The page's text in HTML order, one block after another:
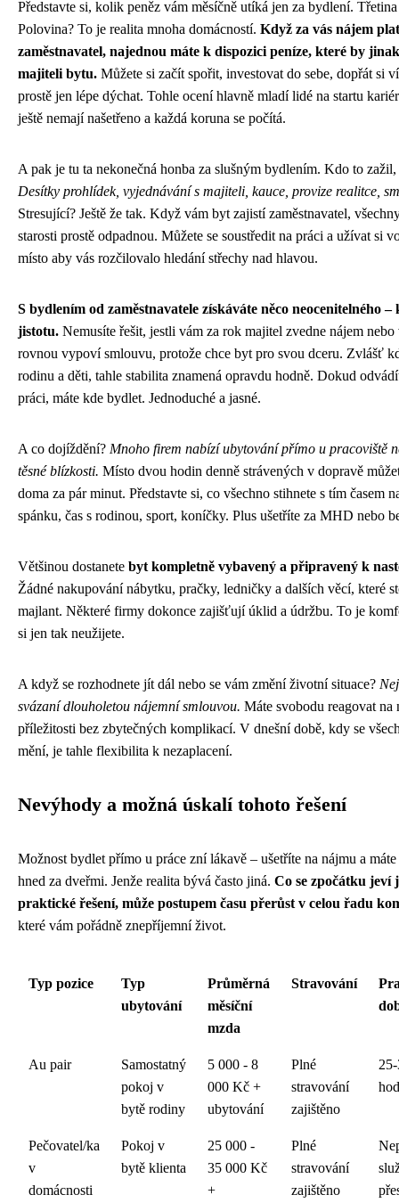
Představte si, kolik peněz vám měsíčně utíká jen za bydlení.
Polovina? To je realita mnoha domácností. Když za vás nájem
zaměstnavatel, najednou máte k dispozici peníze, které by
majiteli bytu. Můžete si začít spořit, investovat do sebe, dopřát si
prostě jen lépe dýchat. Tohle ocení hlavně mladí lidé na startu
ještě nemají našetřeno a každá koruna se počítá.
A pak je tu ta nekonečná honba za slušným bydlením. Kdo to
Desítky prohlídek, vyjednávání s majiteli, kauce, provize realitce,
Stresující? Ještě že tak. Když vám byt zajistí zaměstnavatel,
starosti prostě odpadnou. Můžete se soustředit na práci a užívat si
místo aby vás rozčilovalo hledání střechy nad hlavou.
S bydlením od zaměstnavatele získáváte něco neocenitelného –
jistotu. Nemusíte řešit, jestli vám za rok majitel zvedne nájem nebo
rovnou vypoví smlouvu, protože chce byt pro svou dceru. Zvlášť
rodinu a děti, tahle stabilita znamená opravdu hodně. Dokud
práci, máte kde bydlet. Jednoduché a jasné.
A co dojíždění? Mnoho firem nabízí ubytování přímo u pracoviště
těsné blízkosti. Místo dvou hodin denně strávených v dopravě
doma za pár minut. Představte si, co všechno stihnete s tím časem
spánku, čas s rodinou, sport, koníčky. Plus ušetříte za MHD nebo
Většinou dostanete byt kompletně vybavený a připravený k
Žádné nakupování nábytku, pračky, ledničky a dalších věcí, které
majlant. Některé firmy dokonce zajišťují úklid a údržbu. To je
si jen tak neužijete.
A když se rozhodnete jít dál nebo se vám změní životní situace?
svázaní dlouholetou nájemní smlouvou. Máte svobodu reagovat na
příležitosti bez zbytečných komplikací. V dnešní době, kdy se
mění, je tahle flexibilita k nezaplacení.
Nevýhody a možná úskalí tohoto řešení
Možnost bydlet přímo u práce zní lákavě – ušetříte na nájmu a
hned za dveřmi. Jenže realita bývá často jiná. Co se zpočátku jeví
praktické řešení, může postupem času přerůst v celou řadu
které vám pořádně znepříjemní život.
Typ pozice
Typ
ubytování
Průměrná
měsíční
mzda
Stravování
Au pair
Samostatný
pokoj v
bytě rodiny
5 000 - 8
000 Kč +
ubytování
Plné
stravování
zajištěno
Pečovatel/ka
v
domácnosti
Pokoj v
bytě klienta
25 000 -
35 000 Kč
+
Plné
stravování
zajištěno